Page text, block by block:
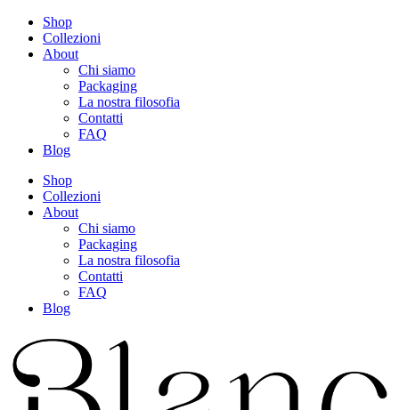
Shop
Collezioni
About
Chi siamo
Packaging
La nostra filosofia
Contatti
FAQ
Blog
Shop
Collezioni
About
Chi siamo
Packaging
La nostra filosofia
Contatti
FAQ
Blog